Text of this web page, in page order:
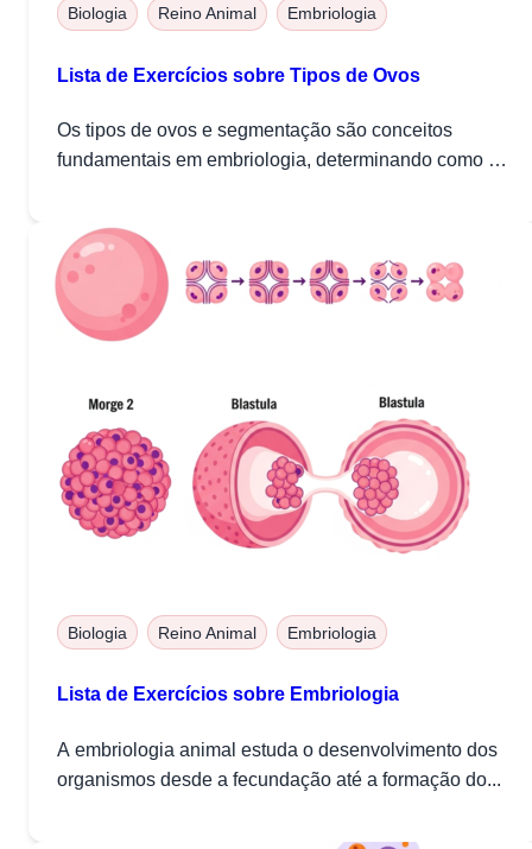
Biologia Reino Animal Embriologia
Lista de Exercícios sobre Tipos de Ovos
Os tipos de ovos e segmentação são conceitos
fundamentais em embriologia, determinando como o
Biologia Reino Animal Embriologia
Lista de Exercícios sobre Embriologia
A embriologia animal estuda o desenvolvimento dos
organismos desde a fecundação até a formação do...